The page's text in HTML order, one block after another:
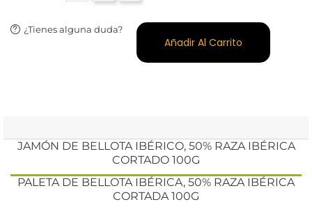
¿Tienes alguna duda?
Añadir Al Carrito
JAMÓN DE BELLOTA IBÉRICO, 50% RAZA IBÉRICA
CORTADO 100G
PALETA DE BELLOTA IBÉRICA, 50% RAZA IBÉRICA
CORTADA 100G